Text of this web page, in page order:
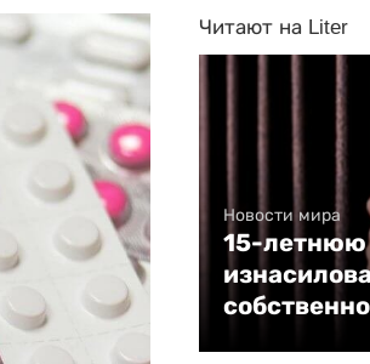
Читают на Liter
Новости мира
15-летнюю